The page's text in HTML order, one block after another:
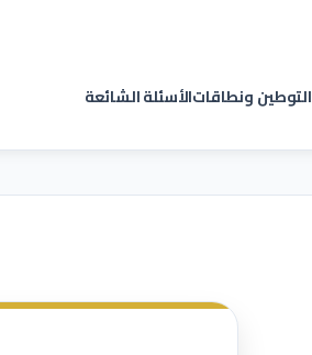
التوطين ونطاقاتالأسئلة الشائعة